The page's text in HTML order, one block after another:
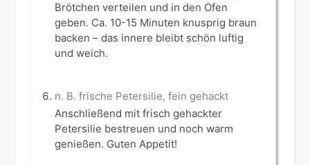
Brötchen verteilen und in den Ofen
geben. Ca. 10-15 Minuten knusprig braun
backen – das innere bleibt schön luftig
und weich.
n. B. frische Petersilie, fein gehackt
Anschließend mit frisch gehackter
Petersilie bestreuen und noch warm
genießen. Guten Appetit!